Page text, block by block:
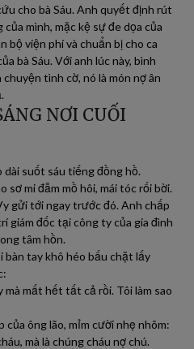
cho bà Sáu. Anh quyết định rút
mình, mặc kệ sự đe dọa của
bộ viện phí và chuẩn bị cho ca
bà Sáu. Với anh lúc này, bình
tình cờ, nó là món nợ ân
NƠI CUỐI
dài suốt sáu tiếng đồng hồ.
sơ mi đẫm mồ hôi, mái tóc rối bời.
gửi tới ngay trước đó. Anh chấp
giám đốc tại công ty của gia đình
tâm hồn.
bàn tay khô héo bấu chặt lấy
mà mất hết tất cả rồi. Tôi làm sao
của ông lão, mỉm cười nhẹ nhõm:
mà là chúng cháu nợ chú.